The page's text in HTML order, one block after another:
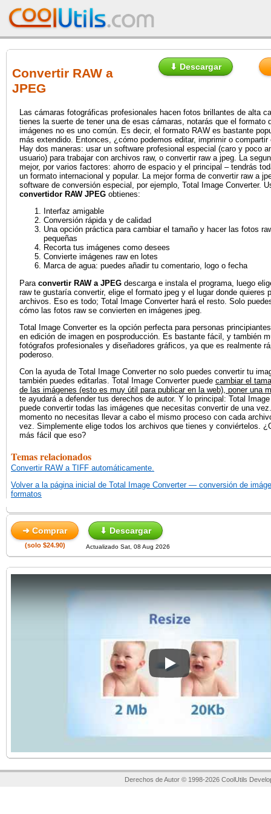
Convertir RAW a
JPEG
⬇ Descargar
Las cámaras fotográficas profesionales hacen fotos brillantes de alta
tienes la suerte de tener una de esas cámaras, notarás que el formato
imágenes no es uno común. Es decir, el formato RAW es bastante
más extendido. Entonces, ¿cómo podemos editar, imprimir o compartir
Hay dos maneras: usar un software profesional especial (caro y poco
usuario) para trabajar con archivos raw, o convertir raw a jpeg. La
mejor, por varios factores: ahorro de espacio y el principal – tendrás
un formato internacional y popular. La mejor forma de convertir raw a
software de conversión especial, por ejemplo, Total Image Converter.
convertidor RAW JPEG obtienes:
Interfaz amigable
Conversión rápida y de calidad
Una opción práctica para cambiar el tamaño y hacer las fotos
pequeñas
Recorta tus imágenes como desees
Convierte imágenes raw en lotes
Marca de agua: puedes añadir tu comentario, logo o fecha
Para convertir RAW a JPEG descarga e instala el programa, luego
raw te gustaría convertir, elige el formato jpeg y el lugar donde quieres
archivos. Eso es todo; Total Image Converter hará el resto. Solo
cómo las fotos raw se convierten en imágenes jpeg.
Total Image Converter es la opción perfecta para personas
en edición de imagen en posproducción. Es bastante fácil, y también
fotógrafos profesionales y diseñadores gráficos, ya que es realmente
poderoso.
Con la ayuda de Total Image Converter no solo puedes convertir tu
también puedes editarlas. Total Image Converter puede cambiar el
de las imágenes (esto es muy útil para publicar en la web), poner una
te ayudará a defender tus derechos de autor. Y lo principal: Total
puede convertir todas las imágenes que necesitas convertir de una
momento no necesitas llevar a cabo el mismo proceso con cada
vez. Simplemente elige todos los archivos que tienes y conviértelos.
más fácil que eso?
Temas relacionados
Convertir RAW a TIFF automáticamente.
Volver a la página inicial de Total Image Converter — conversión de
formatos
➜ Comprar ⬇ Descargar
(solo $24.90) Actualizado Sat, 08 Aug 2026
Play
Derechos de Autor © 1998-2026 CoolUtils